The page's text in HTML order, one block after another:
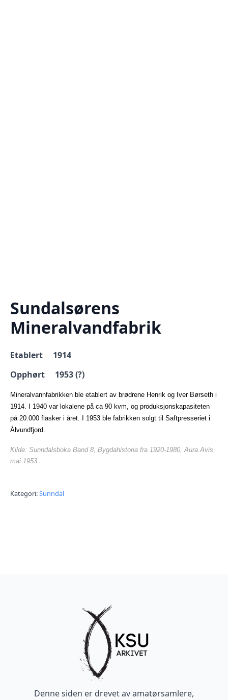
Sundalsørens
Mineralvandfabrik
Etablert 1914
Opphørt 1953 (?)
Mineralvannfabrikken ble etablert av brødrene Henrik og Iver Børseth i
1914. I 1940 var lokalene på ca 90 kvm, og produksjonskapasiteten
på 20.000 flasker i året. I 1953 ble fabrikken solgt til Saftpresseriet i
Ålvundfjord.
Kilde: Sunndalsboka Band 8, Bygdahistoria fra 1920-1980, Aura Avis
mai 1953
Kategori:Sunndal
Denne siden er drevet av amatørsamlere,